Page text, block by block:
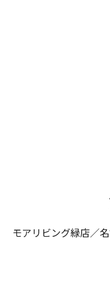
モアリビング緑店／